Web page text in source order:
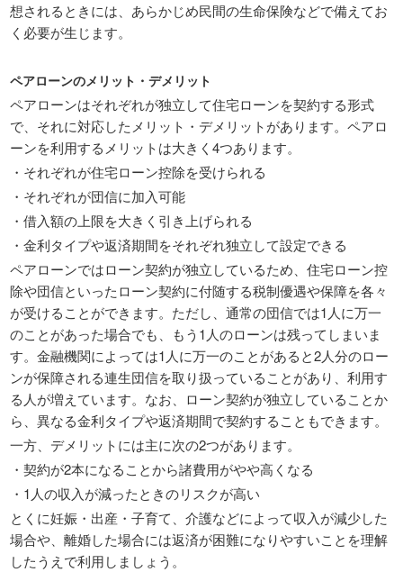
想されるときには、あらかじめ民間の生命保険などで備えてお
く必要が生じます。
ペアローンのメリット・デメリット
ペアローンはそれぞれが独立して住宅ローンを契約する形式
で、それに対応したメリット・デメリットがあります。ペアロ
ーンを利用するメリットは大きく4つあります。
・それぞれが住宅ローン控除を受けられる
・それぞれが団信に加入可能
・借入額の上限を大きく引き上げられる
・金利タイプや返済期間をそれぞれ独立して設定できる
ペアローンではローン契約が独立しているため、住宅ローン控
除や団信といったローン契約に付随する税制優遇や保障を各々
が受けることができます。ただし、通常の団信では1人に万一
のことがあった場合でも、もう1人のローンは残ってしまいま
す。金融機関によっては1人に万一のことがあると2人分のロー
ンが保障される連生団信を取り扱っていることがあり、利用す
る人が増えています。なお、ローン契約が独立していることか
ら、異なる金利タイプや返済期間で契約することもできます。
一方、デメリットには主に次の2つがあります。
・契約が2本になることから諸費用がやや高くなる
・1人の収入が減ったときのリスクが高い
とくに妊娠・出産・子育て、介護などによって収入が減少した
場合や、離婚した場合には返済が困難になりやすいことを理解
したうえで利用しましょう。